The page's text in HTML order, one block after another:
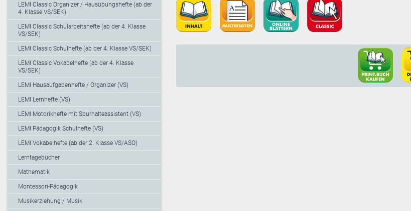
LEMI Classic Organizer / Hausübungshefte (ab der
4. Klasse VS/SEK)
LEMI Classic Schularbeitshefte (ab der 4. Klasse
VS/SEK)
LEMI Classic Schulhefte (ab der 4. Klasse VS/SEK)
LEMI Classic Vokabelhefte (ab der 4. Klasse
VS/SEK)
LEMI Hausaufgabenhefte / Organizer (VS)
LEMI Lernhefte (VS)
LEMI Motorikhefte mit Spurhalteassistent (VS)
LEMI Pädagogik Schulhefte (VS)
LEMI Vokabelhefte (ab der 2. Klasse VS/ASO)
Lerntagebücher
Mathematik
Montessori-Pädagogik
Musikerziehung / Musik